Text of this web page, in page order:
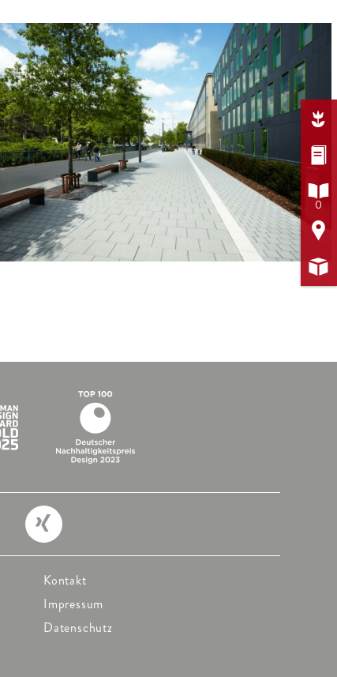
Kontakt
Impressum
Datenschutz



0

